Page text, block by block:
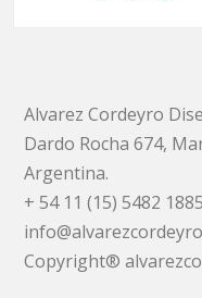
Alvarez Cordeyro
Dardo Rocha 674,
Argentina.
+ 54 11 (15) 5482
Copyright®